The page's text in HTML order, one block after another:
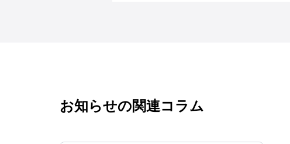
お知らせの関連コラム